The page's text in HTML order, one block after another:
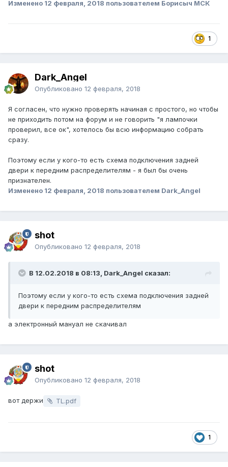
Изменено 12 февраля, 2018 пользователем Борисыч МСК
1
Dark_Angel
Опубликовано 12 февраля, 2018
Я согласен, что нужно проверять начиная с простого, но чтобы
не приходить потом на форум и не говорить "я лампочки
проверил, все ок", хотелось бы всю информацию собрать
сразу.
Поэтому если у кого-то есть схема подключения задней
двери к передним раcпределителям - я был бы очень
признателен.
Изменено 12 февраля, 2018 пользователем Dark_Angel
shot
Опубликовано 12 февраля, 2018
В 12.02.2018 в 08:13, Dark_Angel сказал:
Поэтому если у кого-то есть схема подключения задней
двери к передним раcпределителям
а электронный мануал не скачивал
shot
Опубликовано 12 февраля, 2018
вот держи TL.pdf
1